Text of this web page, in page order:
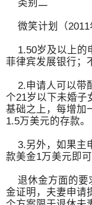
类别二
微笑计划（2011
1.50岁及以上的
菲律宾发展银行；
2.申请人可以带
个21岁以下未婚子
基础之上，每增加
1.5万美元的存款。
3.另外，如果主
款美金1万美元即
退休金方面的要
金证明，夫妻申请